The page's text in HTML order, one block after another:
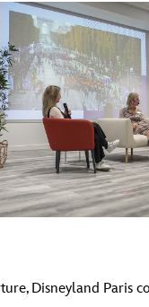
en train de
Disneyland Paris